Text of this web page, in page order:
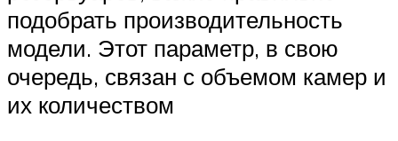
подобрать производительность
модели. Этот параметр, в свою
очередь, связан с объемом камер и
их количеством